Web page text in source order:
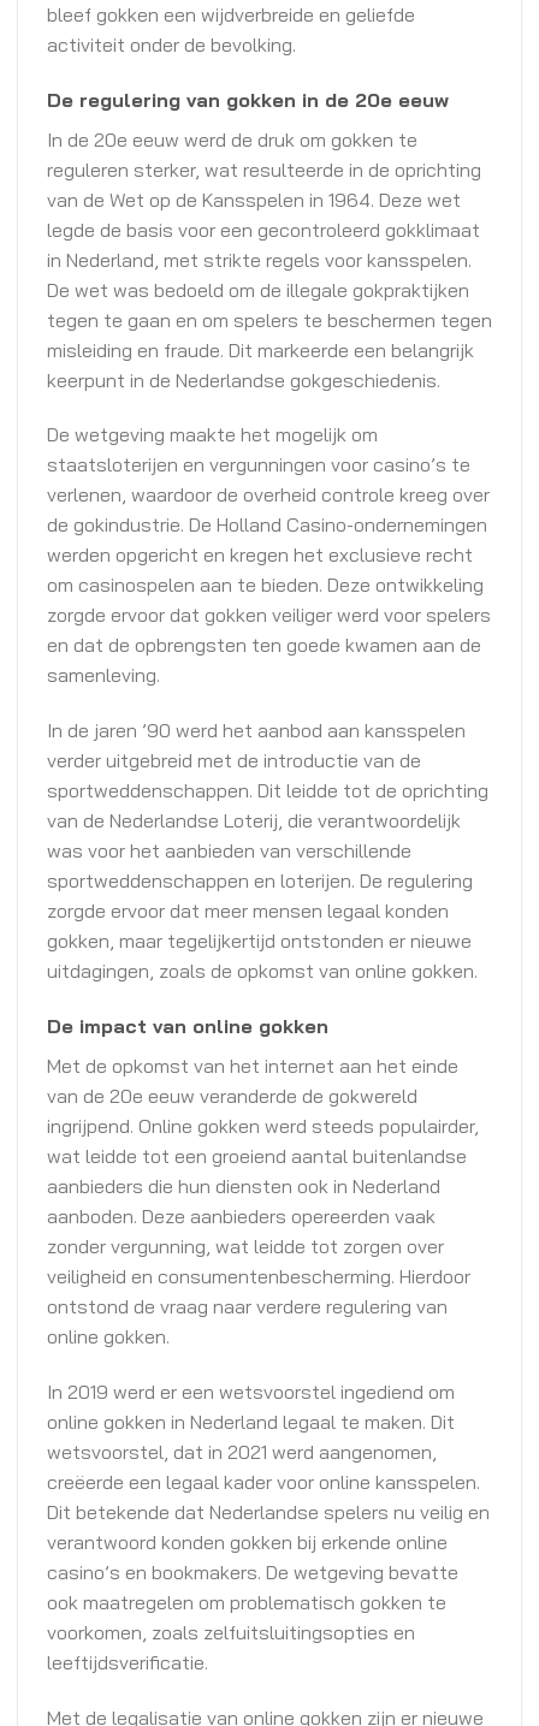
bleef gokken een wijdverbreide en geliefde
activiteit onder de bevolking.
De regulering van gokken in de 20e eeuw
In de 20e eeuw werd de druk om gokken te
reguleren sterker, wat resulteerde in de oprichting
van de Wet op de Kansspelen in 1964. Deze wet
legde de basis voor een gecontroleerd gokklimaat
in Nederland, met strikte regels voor kansspelen.
De wet was bedoeld om de illegale gokpraktijken
tegen te gaan en om spelers te beschermen tegen
misleiding en fraude. Dit markeerde een belangrijk
keerpunt in de Nederlandse gokgeschiedenis.
De wetgeving maakte het mogelijk om
staatsloterijen en vergunningen voor casino’s te
verlenen, waardoor de overheid controle kreeg over
de gokindustrie. De Holland Casino-ondernemingen
werden opgericht en kregen het exclusieve recht
om casinospelen aan te bieden. Deze ontwikkeling
zorgde ervoor dat gokken veiliger werd voor spelers
en dat de opbrengsten ten goede kwamen aan de
samenleving.
In de jaren ’90 werd het aanbod aan kansspelen
verder uitgebreid met de introductie van de
sportweddenschappen. Dit leidde tot de oprichting
van de Nederlandse Loterij, die verantwoordelijk
was voor het aanbieden van verschillende
sportweddenschappen en loterijen. De regulering
zorgde ervoor dat meer mensen legaal konden
gokken, maar tegelijkertijd ontstonden er nieuwe
uitdagingen, zoals de opkomst van online gokken.
De impact van online gokken
Met de opkomst van het internet aan het einde
van de 20e eeuw veranderde de gokwereld
ingrijpend. Online gokken werd steeds populairder,
wat leidde tot een groeiend aantal buitenlandse
aanbieders die hun diensten ook in Nederland
aanboden. Deze aanbieders opereerden vaak
zonder vergunning, wat leidde tot zorgen over
veiligheid en consumentenbescherming. Hierdoor
ontstond de vraag naar verdere regulering van
online gokken.
In 2019 werd er een wetsvoorstel ingediend om
online gokken in Nederland legaal te maken. Dit
wetsvoorstel, dat in 2021 werd aangenomen,
creëerde een legaal kader voor online kansspelen.
Dit betekende dat Nederlandse spelers nu veilig en
verantwoord konden gokken bij erkende online
casino’s en bookmakers. De wetgeving bevatte
ook maatregelen om problematisch gokken te
voorkomen, zoals zelfuitsluitingsopties en
leeftijdsverificatie.
Met de legalisatie van online gokken zijn er nieuwe